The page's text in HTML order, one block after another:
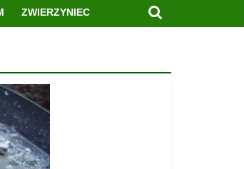
ZWIERZYNIEC